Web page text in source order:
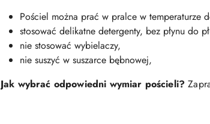
Pościel można prać w pralce w temperaturze
stosować delikatne detergenty, bez płynu do
nie stosować wybielaczy,
nie suszyć w suszarce bębnowej,
Jak wybrać odpowiedni wymiar pościeli?